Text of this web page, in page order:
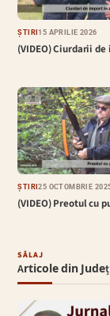
ȘTIRI15 APRILIE 2026
(VIDEO) Ciurdarii
ȘTIRI25 OCTOMBRIE
(VIDEO) Preotul cu
SĂLAJ
Articole din Județ